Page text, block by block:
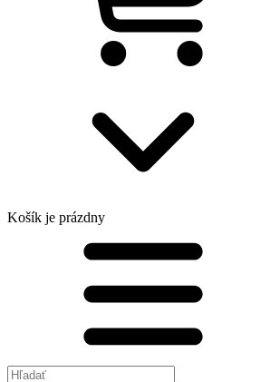
Košík je prázdny